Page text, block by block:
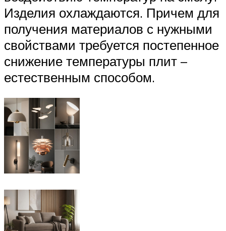
Изделия охлаждаются. Причем для
получения материалов с нужными
свойствами требуется постепенное
снижение температуры плит –
естественным способом.